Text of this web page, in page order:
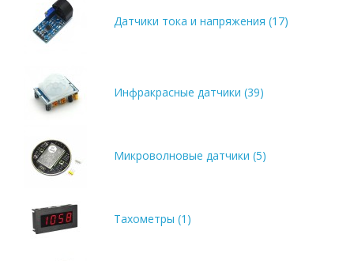
Датчики тока и напряжения (17)
Инфракрасные датчики (39)
Микроволновые датчики (5)
Тахометры (1)